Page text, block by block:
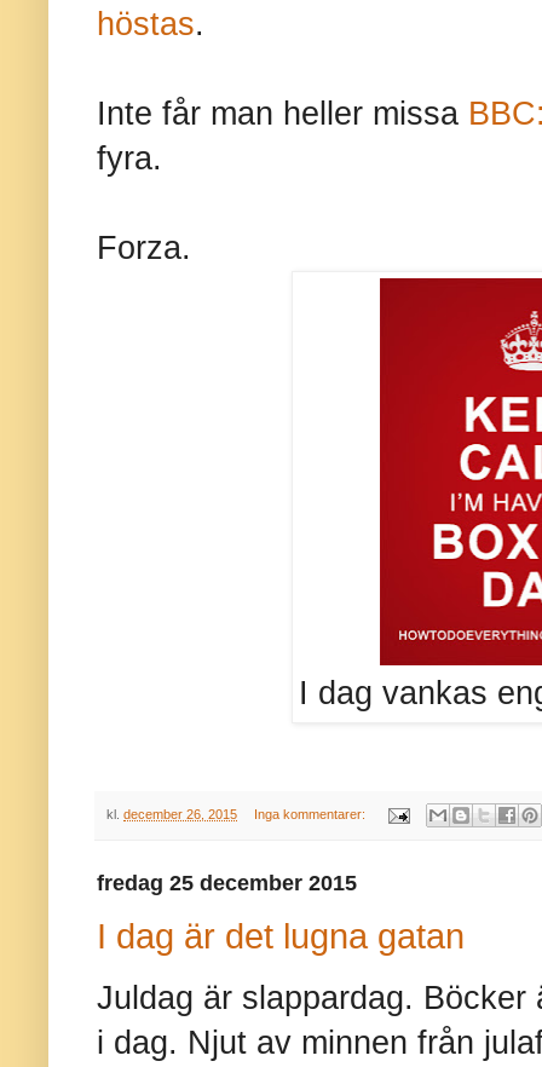
höstas.
Inte får man heller missa
fyra.
Forza.
I dag vankas
kl. december 26, 2015 Inga kommentarer:
fredag 25 december 2015
I dag är det lugna gatan
Juldag är slappardag.
i dag. Njut av minnen från